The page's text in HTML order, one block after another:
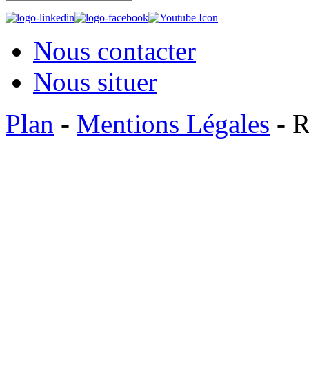
Nous contacter
Nous situer
Plan - Mentions Légales -